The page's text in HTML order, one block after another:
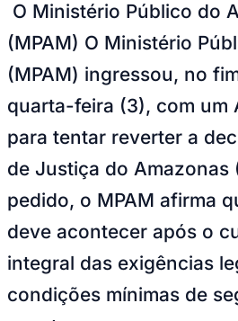
O Ministério Público do
(MPAM) O Ministério
(MPAM) ingressou, no
quarta-feira (3), com um
para tentar reverter a
de Justiça do Amazonas
pedido, o MPAM afirma
deve acontecer após o
integral das exigências
condições mínimas de